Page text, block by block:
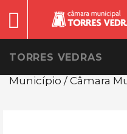
TORRES VEDRAS
Município / Câmara